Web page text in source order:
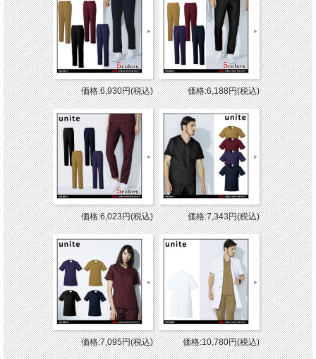
価格:6,930円(税込) 価格:6,188円(税込)
価格:6,023円(税込) 価格:7,343円(税込)
価格:7,095円(税込) 価格:10,780円(税込)